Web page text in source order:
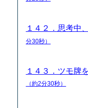
１４２．思考中
分30秒）
１４３．ツモ牌
（約2分30秒）